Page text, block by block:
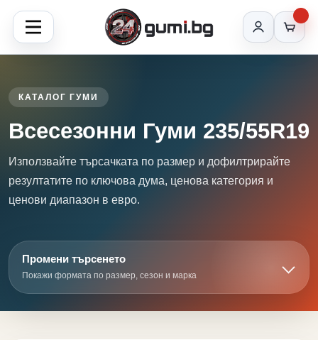
КАТАЛОГ ГУМИ
Всесезонни Гуми 235/55R19
Използвайте търсачката по размер и дофилтрирайте
резултатите по ключова дума, ценова категория и
ценови диапазон в евро.
Промени търсенето
Покажи формата по размер, сезон и марка